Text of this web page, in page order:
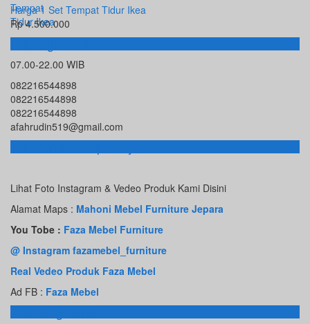
Harga 1 Set Tempat Tidur Ikea
Rp 4.500.000
Hubungi Kami
07.00-22.00 WIB
082216544898
082216544898
082216544898
afahrudin519@gmail.com
Toko Online Terpercaya
Lihat Foto Instagram & Vedeo Produk Kami Disini
Alamat Maps : Mahoni Mebel Furniture Jepara
You Tobe : Faza Mebel Furniture
@ Instagram fazamebel_furniture
Real Vedeo Produk Faza Mebel
Ad FB : Faza Mebel
Rekening Bank